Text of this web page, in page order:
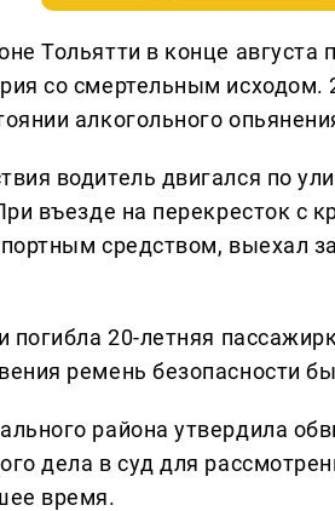
Тольятти в конце августа
со смертельным исходом.
алкогольного
водитель двигался по
въезде на перекресток с
средством, выехал
погибла 20-летняя
ремень безопасности
района утвердила
дела в суд для
время.